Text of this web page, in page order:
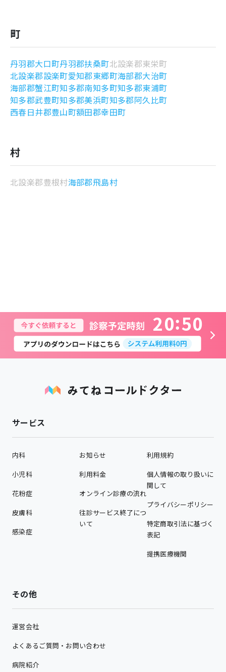
町
丹羽郡大口町丹羽郡扶桑町北設楽郡東栄町
北設楽郡設楽町愛知郡東郷町海部郡大治町
海部郡蟹江町知多郡南知多町知多郡東浦町
知多郡武豊町知多郡美浜町知多郡阿久比町
西春日井郡豊山町額田郡幸田町
村
北設楽郡豊根村海部郡飛島村
20 50
サービス
内科
小児科
花粉症
皮膚科
感染症
お知らせ
利用料金
オンライン診療の流れ
往診サービス終了につ
いて
利用規約
個人情報の取り扱いに
関して
プライバシーポリシー
特定商取引法に基づく
表記
提携医療機関
その他
運営会社
よくあるご質問・お問い合わせ
病院紹介